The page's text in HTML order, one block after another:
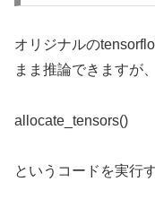
オリジナルの
まま推論できますが
allocate_tensors()
というコードを実行